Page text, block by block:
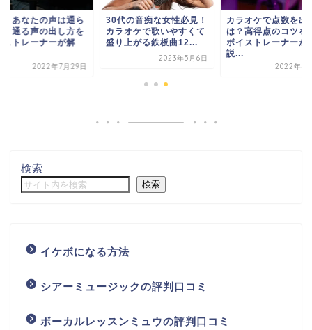
、あなたの声は通ら
？通る声の出し方を
ストレーナーが解
2022年7月29日
30代の音痴な女性必見！
カラオケで歌いやすくて
盛り上がる鉄板曲12...
2023年5月6日
カラオケで点数を出
は？高得点のコツを
ボイストレーナーが
説...
2022年4
検索
検索
イケボになる方法
シアーミュージックの評判口コミ
ボーカルレッスンミュウの評判口コミ